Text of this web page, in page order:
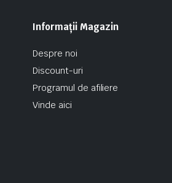
Informații Magazin
Despre noi
Discount-uri
Programul de afiliere
Vinde aici